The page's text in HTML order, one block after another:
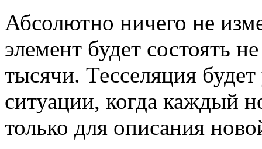
Абсолютно ничего не
элемент будет состоять
тысячи. Тесселяция
ситуации, когда каждый
только для описания